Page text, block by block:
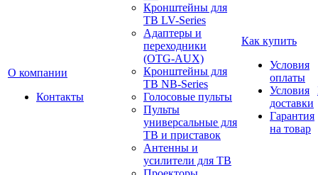
О компании
Контакты
Кронштейны для
ТВ LV-Series
Адаптеры и
переходники
(OTG-AUX)
Кронштейны для
ТВ NB-Series
Голосовые пульты
Пульты
универсальные для
ТВ и приставок
Антенны и
усилители для ТВ
Как купить
Условия
оплаты
Условия
доставки
Гарантия
на товар